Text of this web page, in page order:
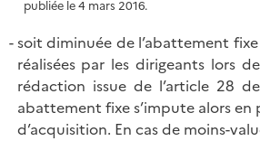
publiée le 4 mars 2016.
soit diminuée de l’abattement
réalisées par les dirigeants lors
rédaction issue de l’article 28
abattement fixe s’impute alors en
d’acquisition. En cas de moins-